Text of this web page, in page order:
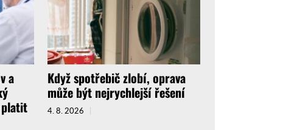
a
platit
Když spotřebič zlobí, oprava
může být nejrychlejší řešení
4. 8. 2026